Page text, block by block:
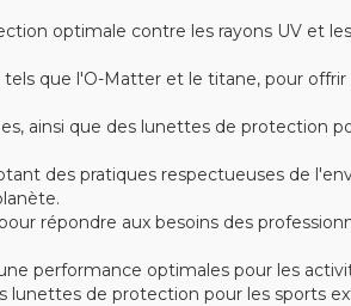
optimale contre les rayons UV et
que l'O-Matter et le titane, pour
ainsi que des lunettes de protection
des pratiques respectueuses de
répondre aux besoins des
performance optimales pour les
de protection pour les sports